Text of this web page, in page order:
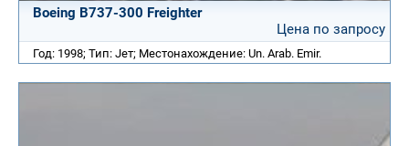
Boeing B737-300 Freighter
Цена по запросу
Год: 1998; Тип: Jет; Местонахождение: Un. Arab. Emir.